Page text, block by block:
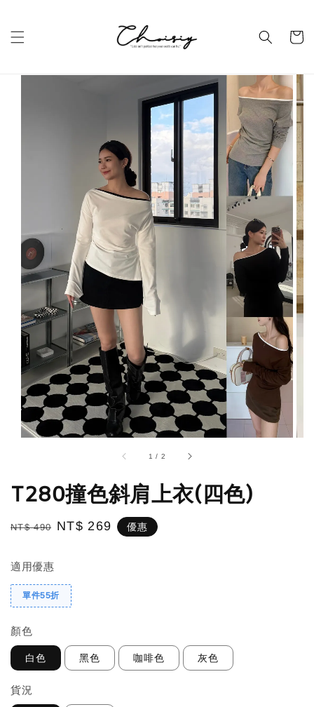
1 / 2
T280撞色斜肩上衣(四色)
Regular
NT$ 490 Sale
NT$ 269 優惠
適用優惠
單件55折
顏色
白色 黑色 咖啡色 灰色
貨況